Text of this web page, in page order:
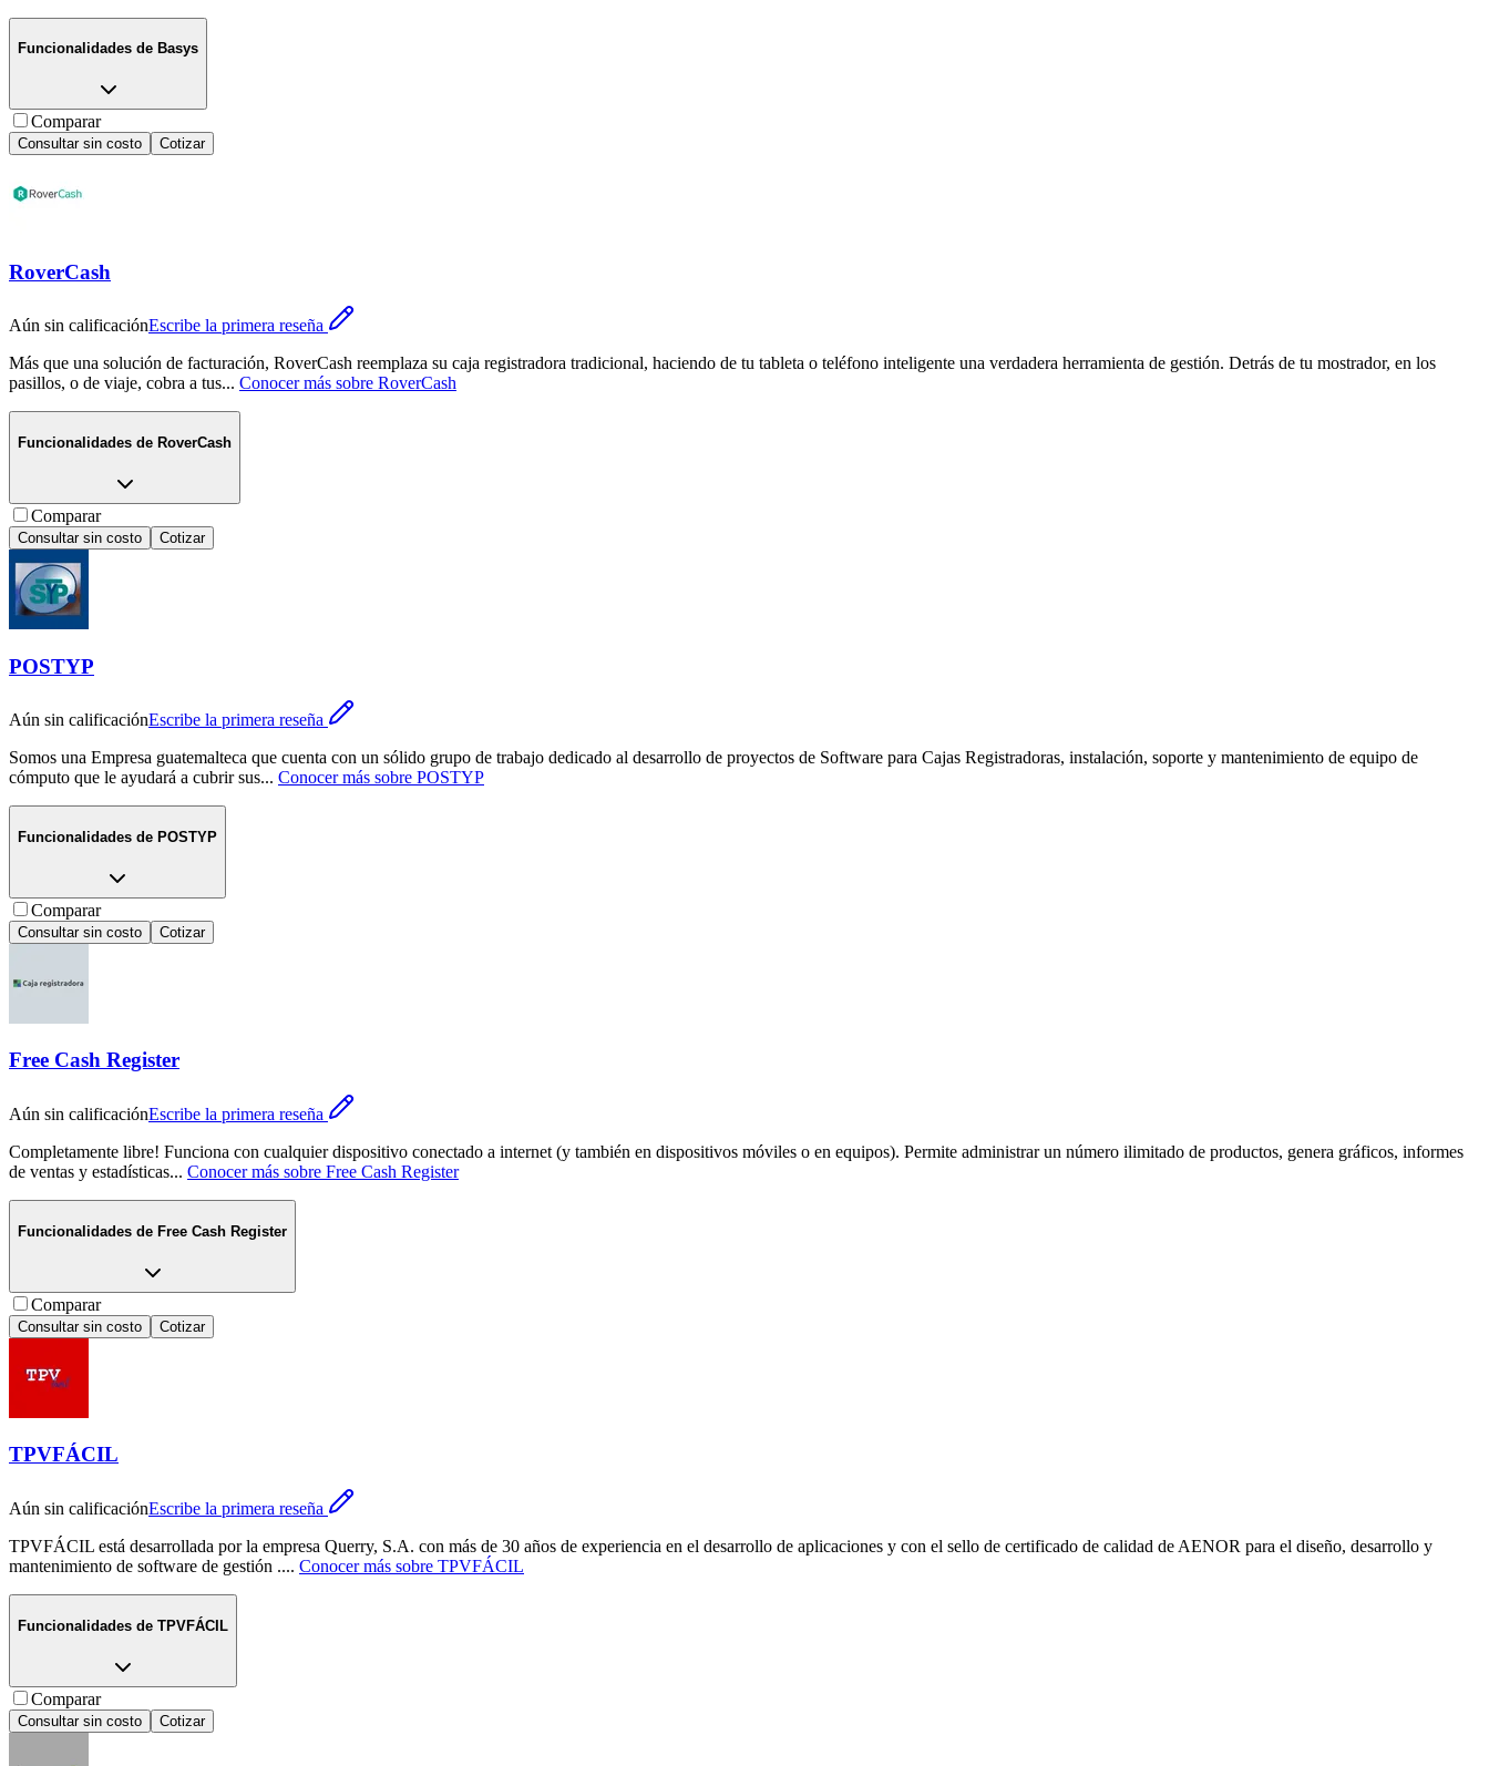
Funcionalidades de Basys
Comparar
Consultar sin costo Cotizar
RoverCash
Aún sin calificaciónEscribe la primera reseña
Más que una solución de facturación, RoverCash reemplaza su caja registradora tradicional, haciendo de tu tableta o teléfono inteligente una verdadera herramienta de gestión. Detrás de tu mostrador, en los
pasillos, o de viaje, cobra a tus... Conocer más sobre RoverCash
Funcionalidades de RoverCash
Comparar
Consultar sin costo Cotizar
POSTYP
Aún sin calificaciónEscribe la primera reseña
Somos una Empresa guatemalteca que cuenta con un sólido grupo de trabajo dedicado al desarrollo de proyectos de Software para Cajas Registradoras, instalación, soporte y mantenimiento de equipo de
cómputo que le ayudará a cubrir sus... Conocer más sobre POSTYP
Funcionalidades de POSTYP
Comparar
Consultar sin costo Cotizar
Free Cash Register
Aún sin calificaciónEscribe la primera reseña
Completamente libre! Funciona con cualquier dispositivo conectado a internet (y también en dispositivos móviles o en equipos). Permite administrar un número ilimitado de productos, genera gráficos, informes
de ventas y estadísticas... Conocer más sobre Free Cash Register
Funcionalidades de Free Cash Register
Comparar
Consultar sin costo Cotizar
TPVFÁCIL
Aún sin calificaciónEscribe la primera reseña
TPVFÁCIL está desarrollada por la empresa Querry, S.A. con más de 30 años de experiencia en el desarrollo de aplicaciones y con el sello de certificado de calidad de AENOR para el diseño, desarrollo y
mantenimiento de software de gestión .... Conocer más sobre TPVFÁCIL
Funcionalidades de TPVFÁCIL
Comparar
Consultar sin costo Cotizar